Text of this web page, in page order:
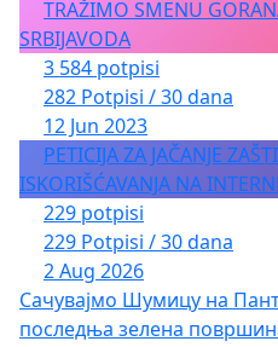
TRAŽIMO SMENU
SRBIJAVODA
3 584 potpisi
282 Potpisi / 30 dana
12 Jun 2023
PETICIJA ZA JAČANJE
ISKORIŠĆAVANJA NA
229 potpisi
229 Potpisi / 30 dana
2 Aug 2026
Сачувајмо Шумицу на
последња зелена